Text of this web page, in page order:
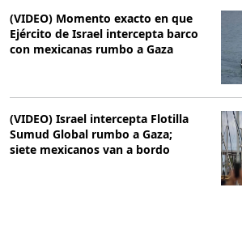
(VIDEO) Momento exacto en que
Ejército de Israel intercepta barco
con mexicanas rumbo a Gaza
(VIDEO) Israel intercepta Flotilla
Sumud Global rumbo a Gaza;
siete mexicanos van a bordo